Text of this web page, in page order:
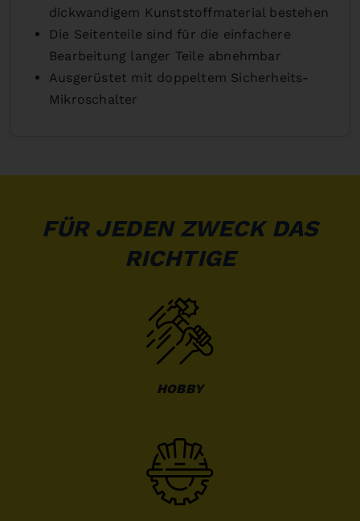
dickwandigem Kunststoffmaterial bestehen
Die Seitenteile sind für die einfachere
Bearbeitung langer Teile abnehmbar
Ausgerüstet mit doppeltem Sicherheits-
Mikroschalter
FÜR JEDEN ZWECK DAS
RICHTIGE
HOBBY